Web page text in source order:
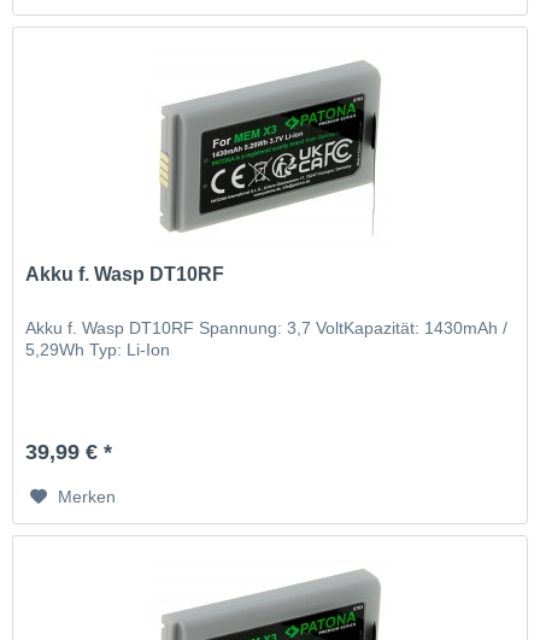
Akku f. Wasp DT10RF
Akku f. Wasp DT10RF Spannung: 3,7 VoltKapazität: 1430mAh /
5,29Wh Typ: Li-Ion
39,99 € *
Merken